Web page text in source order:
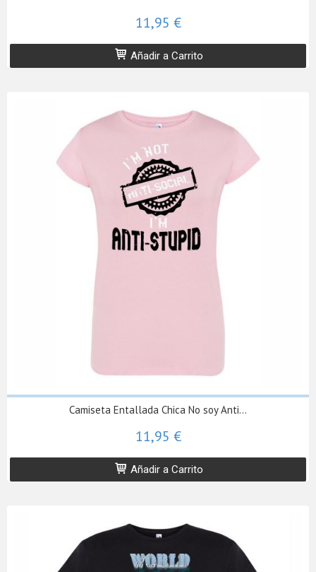
11,95 €
Añadir a Carrito
Camiseta Entallada Chica No soy Anti...
11,95 €
Añadir a Carrito